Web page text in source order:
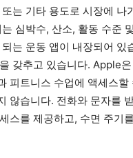
는 기타 용도로 시장에
심박수, 산소, 활동 수준
는 운동 앱이 내장되어
갖추고 있습니다. Apple
피트니스 수업에 액세스
않습니다. 전화와 문자를
스를 제공하고, 수면 주기